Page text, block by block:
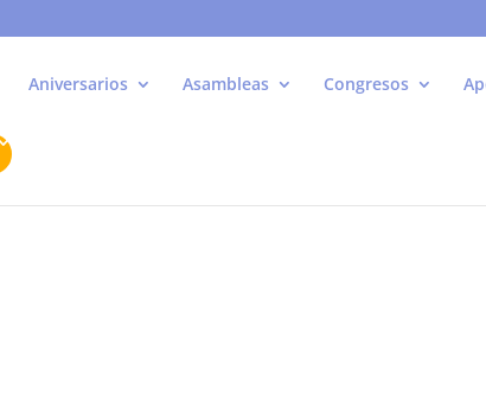
Aniversarios Asambleas Congresos